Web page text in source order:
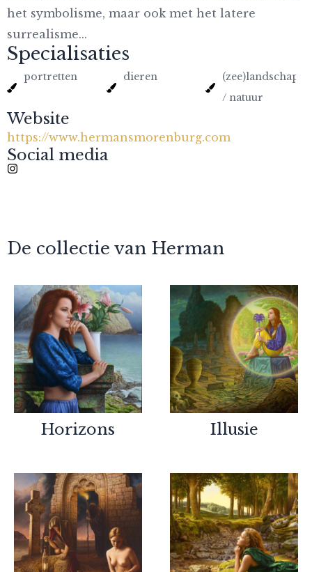
het symbolisme, maar ook met het latere
surrealisme...
Specialisaties
portretten dieren
/ natuur
Website
https://www.hermansmorenburg.com
Social media
De collectie van Herman
Horizons Illusie